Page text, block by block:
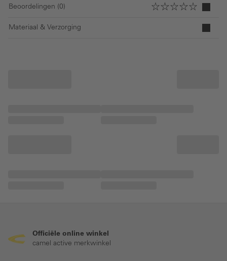
Beoordelingen (0)
Materiaal & Verzorging
Officiële online winkel
camel active merkwinkel